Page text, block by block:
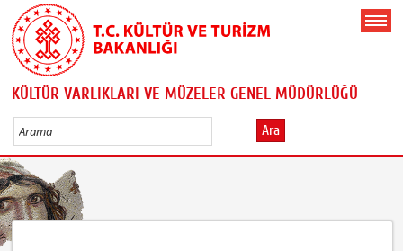
KÜLTÜR VARLIKLARI VE MÜZELER GENEL MÜDÜRLÜĞÜ
Ara